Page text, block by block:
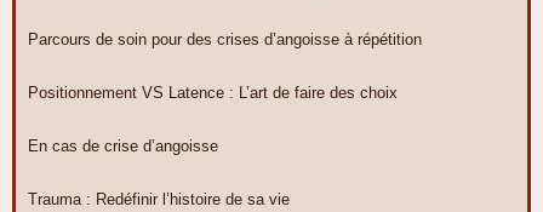
Parcours de soin pour des crises d’angoisse à répétition
Positionnement VS Latence : L’art de faire des choix
En cas de crise d’angoisse
Trauma : Redéfinir l’histoire de sa vie